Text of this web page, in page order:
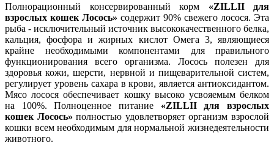
Полнорационный консервированный корм «ZILLII для
взрослых кошек Лосось» содержит 90% свежего лосося. Эта
рыба - исключительный источник высококачественного белка,
кальция, фосфора и жирных кислот Омега 3, являющиеся
крайне необходимыми компонентами для правильного
функционирования всего организма. Лосось полезен для
здоровья кожи, шерсти, нервной и пищеварительной систем,
регулирует уровень сахара в крови, является антиоксидантом.
Мясо лосося обеспечивает кошку высоко усвояемым белком
на 100%. Полноценное питание «ZILLII для взрослых
кошек Лосось» полностью удовлетворяет организм взрослой
кошки всем необходимым для нормальной жизнедеятельности
животного.